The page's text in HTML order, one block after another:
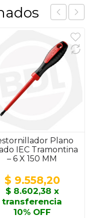
Plano
IEC Tramontina
– 6 X 150 MM
$ 9.558,20
$8.602,38 x
transferencia
10% OFF